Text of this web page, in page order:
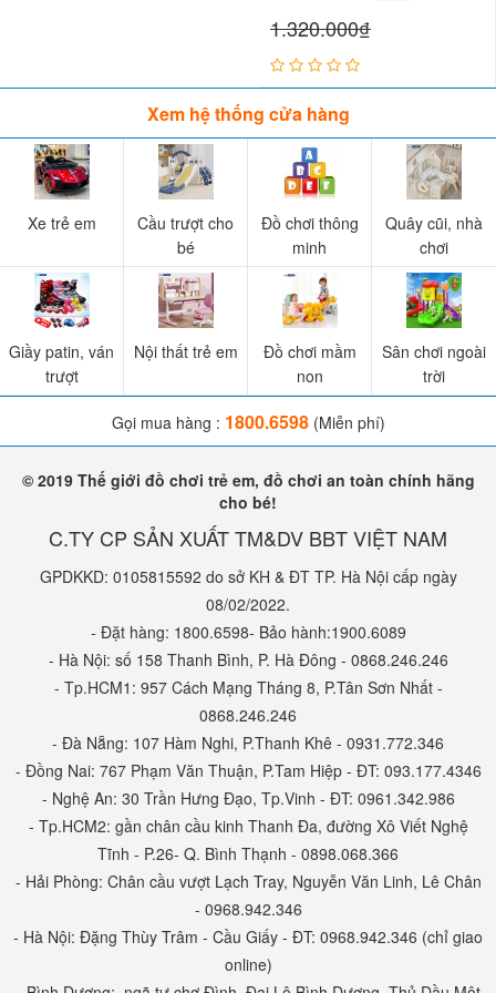
1.320.000₫
Xem hệ thống cửa hàng
Xe trẻ em
Cầu trượt cho
bé
Đồ chơi thông
minh
Quây cũi, nhà
chơi
Giầy patin, ván
trượt
Nội thất trẻ em
Đồ chơi mầm
non
Sân chơi ngoài
trời
Gọi mua hàng : 1800.6598(Miễn phí)
© 2019 Thế giới đồ chơi trẻ em, đồ chơi an toàn chính hãng
cho bé!
C.TY CP SẢN XUẤT TM&DV BBT VIỆT NAM
GPDKKD: 0105815592 do sở KH & ĐT TP. Hà Nội cấp ngày
08/02/2022.
- Đặt hàng: 1800.6598- Bảo hành:1900.6089
- Hà Nội: số 158 Thanh Bình, P. Hà Đông - 0868.246.246
- Tp.HCM1: 957 Cách Mạng Tháng 8, P.Tân Sơn Nhất -
0868.246.246
- Đà Nẵng: 107 Hàm Nghi, P.Thanh Khê - 0931.772.346
- Đồng Nai: 767 Phạm Văn Thuận, P.Tam Hiệp - ĐT: 093.177.4346
- Nghệ An: 30 Trần Hưng Đạo, Tp.Vinh - ĐT: 0961.342.986
- Tp.HCM2: gần chân cầu kinh Thanh Đa, đường Xô Viết Nghệ
Tĩnh - P.26- Q. Bình Thạnh - 0898.068.366
- Hải Phòng: Chân cầu vượt Lạch Tray, Nguyễn Văn Linh, Lê Chân
- 0968.942.346
- Hà Nội: Đặng Thùy Trâm - Cầu Giấy - ĐT: 0968.942.346 (chỉ giao
online)